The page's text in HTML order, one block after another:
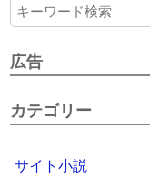
広告
カテゴリー
サイト小説